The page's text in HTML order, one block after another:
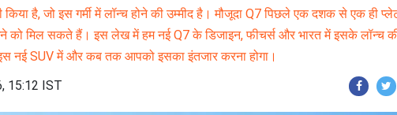
है, जो इस गर्मी में लॉन्च होने की उम्मीद है। मौजूदा Q7 पिछले एक दशक से एक ही
को मिल सकते हैं। इस लेख में हम नई Q7 के डिजाइन, फीचर्स और भारत में इसके लॉन्च
नई SUV में और कब तक आपको इसका इंतजार करना होगा।
15:12 IST